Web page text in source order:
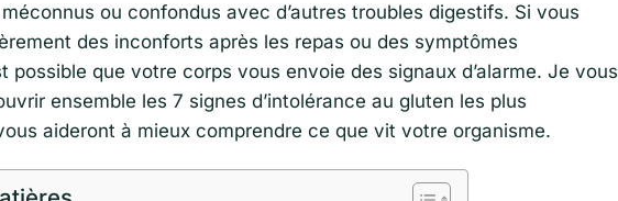
ou confondus avec d’autres troubles digestifs. Si vous
des inconforts après les repas ou des symptômes
possible que votre corps vous envoie des signaux d’alarme. Je vous
ensemble les 7 signes d’intolérance au gluten les plus
aideront à mieux comprendre ce que vit votre organisme.